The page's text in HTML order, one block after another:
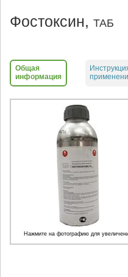
Фостоксин, ТАБ
Общая
информация
Нажмите на фотографию для